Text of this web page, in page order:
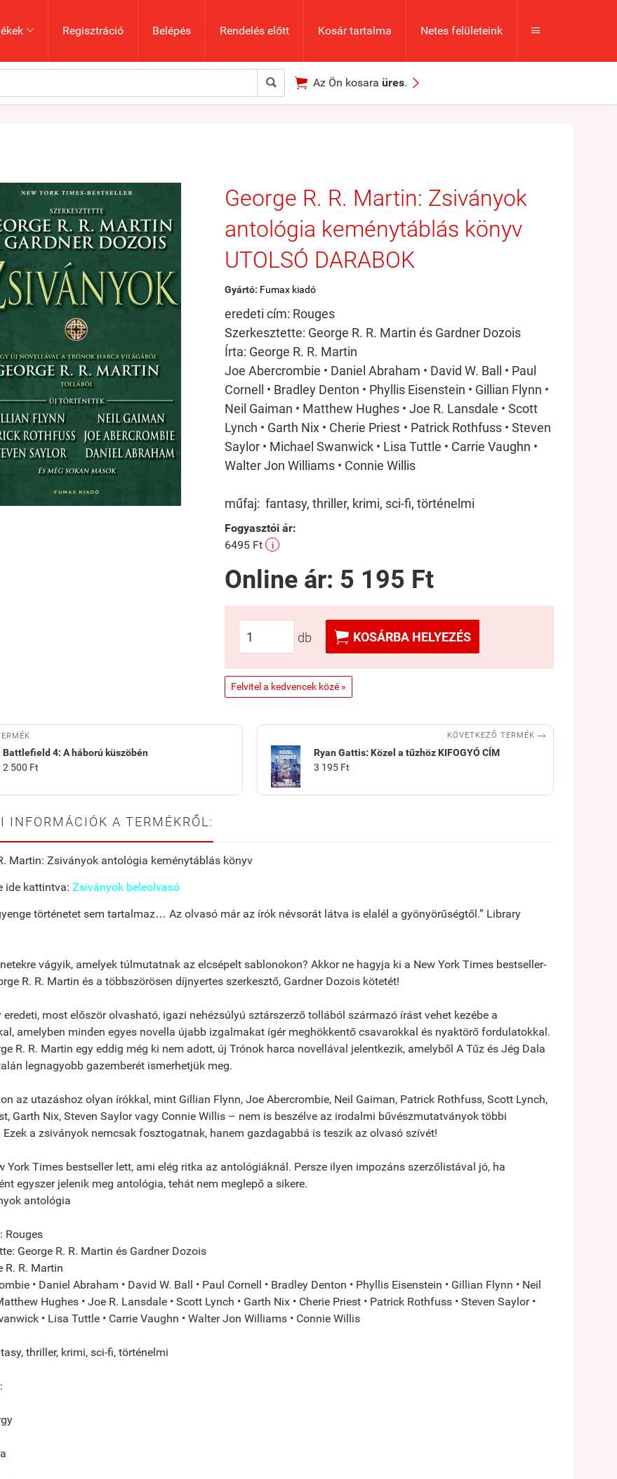
 Regisztráció Belépés Rendelés előtt Kosár tartalma Netes felületeink 
  Az Ön kosara üres. 
George R. R. Martin: Zsiványok
antológia keménytáblás könyv
UTOLSÓ DARABOK
Gyártó: Fumax kiadó
eredeti cím: Rouges
Szerkesztette: George R. R. Martin és Gardner Dozois
Írta: George R. R. Martin
Joe Abercrombie • Daniel Abraham • David W. Ball • Paul
Cornell • Bradley Denton • Phyllis Eisenstein • Gillian Flynn •
Neil Gaiman • Matthew Hughes • Joe R. Lansdale • Scott
Lynch • Garth Nix • Cherie Priest • Patrick Rothfuss • Steven
Saylor • Michael Swanwick • Lisa Tuttle • Carrie Vaughn •
Walter Jon Williams • Connie Willis
műfaj: fantasy, thriller, krimi, sci-fi, történelmi
Fogyasztói ár:
6495 Ft
i
Online ár: 5 195 Ft
db  KOSÁRBA HELYEZÉS
Felvitel a kedvencek közé »
Battlefield 4: A háború küszöbén
2 500 Ft
KÖVETKEZŐ TERMÉK 
Ryan Gattis: Közel a tűzhöz KIFOGYÓ CÍM
3 195 Ft
INFORMÁCIÓK A TERMÉKRŐL:
Martin: Zsiványok antológia keménytáblás könyv
ide kattintva: Zsiványok beleolvasó
történetet sem tartalmaz… Az olvasó már az írók névsorát látva is elalél a gyönyörűségtől.” Library
vágyik, amelyek túlmutatnak az elcsépelt sablonokon? Akkor ne hagyja ki a New York Times bestseller-
R. R. Martin és a többszörösen díjnyertes szerkesztő, Gardner Dozois kötetét!
eredeti, most először olvasható, igazi nehézsúlyú sztárszerző tollából származó írást vehet kezébe a
amelyben minden egyes novella újabb izgalmakat ígér meghökkentő csavarokkal és nyaktörő fordulatokkal.
R. R. Martin egy eddig még ki nem adott, új Trónok harca novellával jelentkezik, amelyből A Tűz és Jég Dala
legnagyobb gazemberét ismerhetjük meg.
az utazáshoz olyan írókkal, mint Gillian Flynn, Joe Abercrombie, Neil Gaiman, Patrick Rothfuss, Scott Lynch,
Garth Nix, Steven Saylor vagy Connie Willis – nem is beszélve az irodalmi bűvészmutatványok többi
Ezek a zsiványok nemcsak fosztogatnak, hanem gazdagabbá is teszik az olvasó szívét!
York Times bestseller lett, ami elég ritka az antológiáknál. Persze ilyen impozáns szerzőlistával jó, ha
egyszer jelenik meg antológia, tehát nem meglepő a sikere.
antológia
Rouges
George R. R. Martin és Gardner Dozois
R. R. Martin
• Daniel Abraham • David W. Ball • Paul Cornell • Bradley Denton • Phyllis Eisenstein • Gillian Flynn • Neil
Hughes • Joe R. Lansdale • Scott Lynch • Garth Nix • Cherie Priest • Patrick Rothfuss • Steven Saylor •
• Lisa Tuttle • Carrie Vaughn • Walter Jon Williams • Connie Willis
thriller, krimi, sci-fi, történelmi